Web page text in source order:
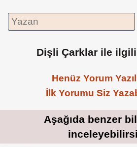
Dişli Çarklar ile
Henüz Yorum
İlk Yorumu Siz
Aşağıda benzer